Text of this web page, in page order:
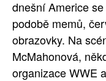
dnešní Americe
podobě memů,
obrazovky. Na
McMahonová,
organizace WWE